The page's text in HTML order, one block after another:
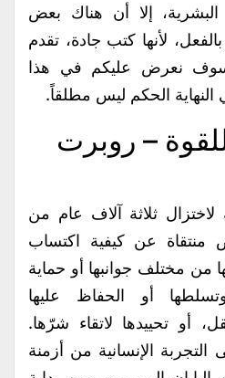
إلا أن هناك بعض
لأنها كتب جادة، تقدم
سوف نعرض عليكم في هذا
للقوة – روبرت
ثلاثة آلاف عام من
منتقاة عن كيفية اكتساب
من مختلف جوانبها أو حماية
أو الحفاظ عليها
أو تحييدها لاتقاء شرّها.
الإنسانية من أزمنة